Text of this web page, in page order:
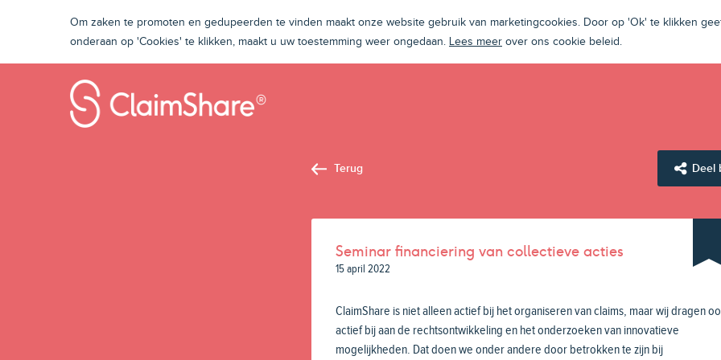
Om zaken te promoten en gedupeerden te vinden maakt onze website gebruik van marketingcookies. Door op 'Ok' te klikken
onderaan op 'Cookies' te klikken, maakt u uw toestemming weer ongedaan. Lees meer over ons cookie beleid.
Terug Deel
Seminar financiering van collectieve acties
15 april 2022
ClaimShare is niet alleen actief bij het organiseren van claims, maar wij dragen
actief bij aan de rechtsontwikkeling en het onderzoeken van innovatieve
mogelijkheden. Dat doen we onder andere door betrokken te zijn bij